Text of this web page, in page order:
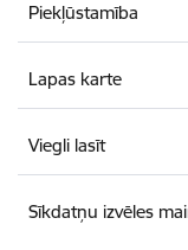
Piekļūstamība
Lapas karte
Viegli lasīt
Sīkdatņu izvēles